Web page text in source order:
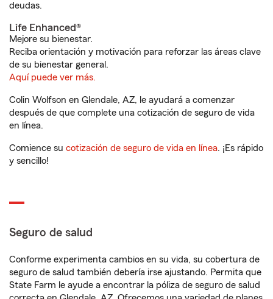
deudas.
Life Enhanced®
Mejore su bienestar.
Reciba orientación y motivación para reforzar las áreas clave
de su bienestar general.
Aquí puede ver más.
Colin Wolfson en Glendale, AZ, le ayudará a comenzar
después de que complete una cotización de seguro de vida
en línea.
Comience su cotización de seguro de vida en línea. ¡Es rápido
y sencillo!
Seguro de salud
Conforme experimenta cambios en su vida, su cobertura de
seguro de salud también debería irse ajustando. Permita que
State Farm le ayude a encontrar la póliza de seguro de salud